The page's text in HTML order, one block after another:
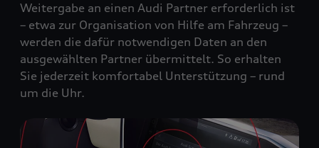
Weitergabe an einen Audi Partner erforderlich ist
– etwa zur Organisation von Hilfe am Fahrzeug –
werden die dafür notwendigen Daten an den
ausgewählten Partner übermittelt. So erhalten
Sie jederzeit komfortabel Unterstützung – rund
um die Uhr.